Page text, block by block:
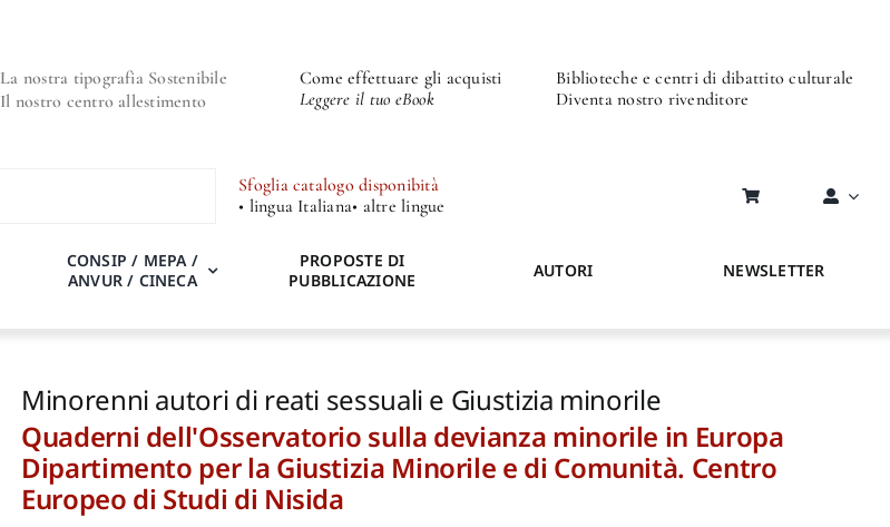
La nostra tipografia Sostenibile
Il nostro centro allestimento
Come effettuare gli acquisti
Leggere il tuo eBook
Biblioteche e centri di dibattito culturale
Diventa nostro rivenditore
Sfoglia catalogo disponibità
• lingua Italiana• altre lingue
CONSIP / MEPA /
ANVUR / CINECA
PROPOSTE DI
PUBBLICAZIONE
AUTORI NEWSLETTER
Minorenni autori di reati sessuali e Giustizia minorile
Quaderni dell'Osservatorio sulla devianza minorile in Europa
Dipartimento per la Giustizia Minorile e di Comunità. Centro
Europeo di Studi di Nisida